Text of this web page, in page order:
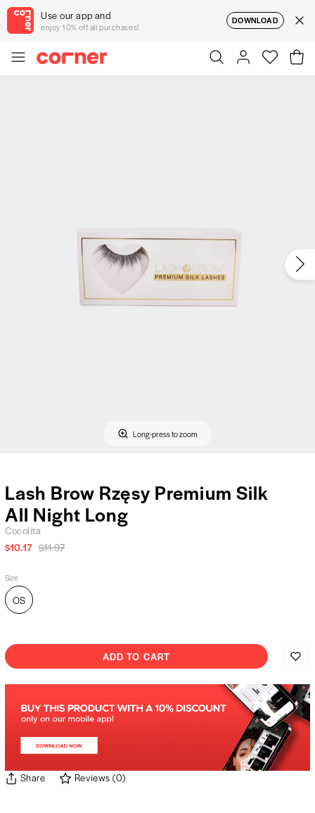
Use our app and
enjoy 10% off all purchases!
DOWNLOAD
Long-press to zoom
Lash Brow Rzęsy Premium Silk
All Night Long
Cocolita
$10.17 $11.97
Size
OS
ADD TO CART
Share Reviews (0)